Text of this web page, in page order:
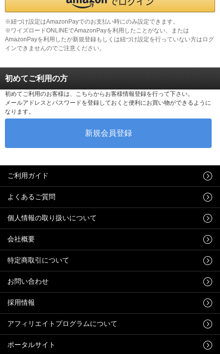
※紐づけ設定はAmazonPayでのお支払い時にのみ設定できます。
※ワイズロードONLINEでAmazonPayを利用したことがない、または
AmazonPayを利用したが新規登録もしくは紐づけ設定を行っていない方はログ
インできませんのでご注意ください。
初めてご利用の方
初めてご利用のお客様は、こちらからお客様情報登録を行って下さい。
メールアドレスとパスワードを登録しておくと便利にお買い物ができるように
なります。
ご利用ガイド
よくあるご質問
個人情報の取り扱いについて
会社概要
特定商取引について
お問い合わせ
採用情報
アフィリエイトプログラムについて
ポータルサイト